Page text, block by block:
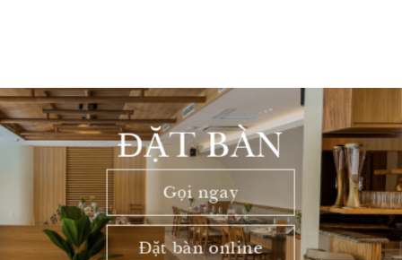
ĐẶT BÀN
Gọi ngay
Đặt bàn online